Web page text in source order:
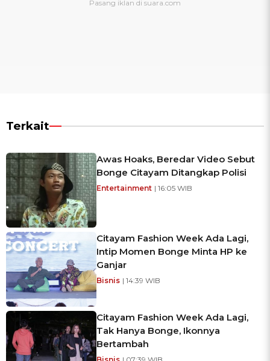
Terkait
Awas Hoaks, Beredar Video Sebut
Bonge Citayam Ditangkap Polisi
Entertainment | 16:05 WIB
Citayam Fashion Week Ada Lagi,
Intip Momen Bonge Minta HP ke
Ganjar
Bisnis | 14:39 WIB
Citayam Fashion Week Ada Lagi,
Tak Hanya Bonge, Ikonnya
Bertambah